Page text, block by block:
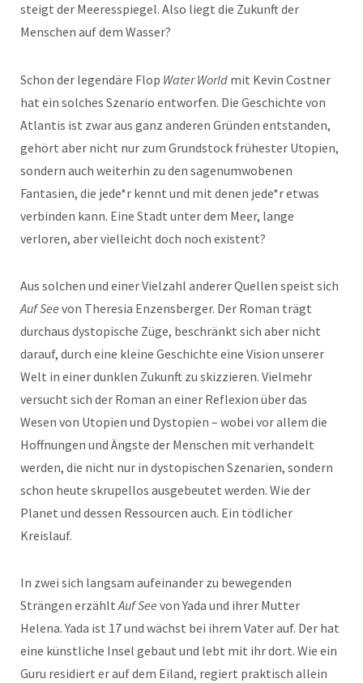
steigt der Meeresspiegel. Also liegt die Zukunft der
Menschen auf dem Wasser?
Schon der legendäre Flop Water World mit Kevin Costner
hat ein solches Szenario entworfen. Die Geschichte von
Atlantis ist zwar aus ganz anderen Gründen entstanden,
gehört aber nicht nur zum Grundstock frühester Utopien,
sondern auch weiterhin zu den sagenumwobenen
Fantasien, die jede*r kennt und mit denen jede*r etwas
verbinden kann. Eine Stadt unter dem Meer, lange
verloren, aber vielleicht doch noch existent?
Aus solchen und einer Vielzahl anderer Quellen speist sich
Auf See von Theresia Enzensberger. Der Roman trägt
durchaus dystopische Züge, beschränkt sich aber nicht
darauf, durch eine kleine Geschichte eine Vision unserer
Welt in einer dunklen Zukunft zu skizzieren. Vielmehr
versucht sich der Roman an einer Reflexion über das
Wesen von Utopien und Dystopien – wobei vor allem die
Hoffnungen und Ängste der Menschen mit verhandelt
werden, die nicht nur in dystopischen Szenarien, sondern
schon heute skrupellos ausgebeutet werden. Wie der
Planet und dessen Ressourcen auch. Ein tödlicher
Kreislauf.
In zwei sich langsam aufeinander zu bewegenden
Strängen erzähltAuf See von Yada und ihrer Mutter
Helena. Yada ist 17 und wächst bei ihrem Vater auf. Der hat
eine künstliche Insel gebaut und lebt mit ihr dort. Wie ein
Guru residiert er auf dem Eiland, regiert praktisch allein